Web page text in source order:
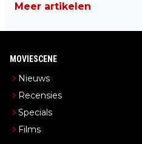
Meer artikelen
MOVIESCENE
Nieuws
Recensies
Specials
Films